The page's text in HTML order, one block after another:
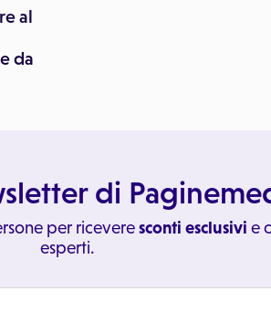
al
da
di
per riceveresconti esclusivi e
esperti.